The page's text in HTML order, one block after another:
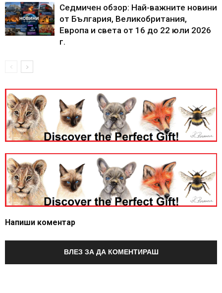
Седмичен обзор: Най-важните новини
от България, Великобритания,
Европа и света от 16 до 22 юли 2026
г.
Напиши коментар
ВЛЕЗ ЗА ДА КОМЕНТИРАШ